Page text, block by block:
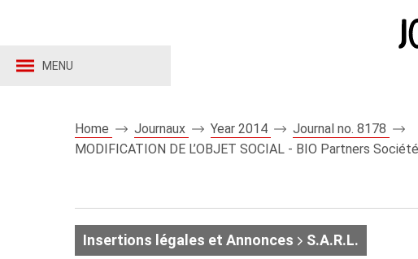
MENU
Home Journaux Year 2014
Journal no. 8178
MODIFICATION DE L’OBJET SOCIAL - BIO Partners
Insertions légales et Annonces S.A.R.L.